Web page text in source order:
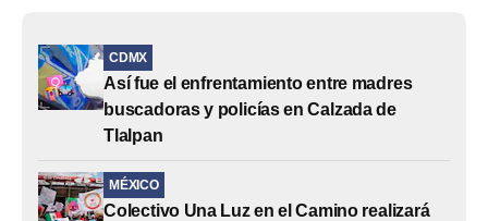
CDMX
Así fue el enfrentamiento entre madres
buscadoras y policías en Calzada de
Tlalpan
MÉXICO
Colectivo Una Luz en el Camino realizará